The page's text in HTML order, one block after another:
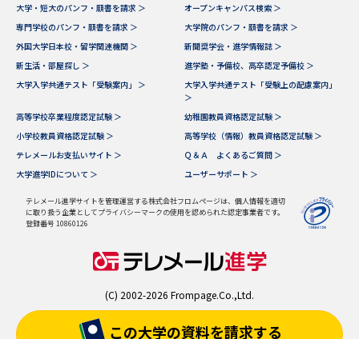
この大学の資料を請求する
大学・短大のパンフ・願書を請求 ＞
オープンキャンパス検索 ＞
専門学校のパンフ・願書を請求 ＞
大学院のパンフ・願書を請求 ＞
外国大学日本校・留学関連機関 ＞
新聞奨学会・進学情報誌 ＞
新生活・部屋探し ＞
進学塾・予備校、高卒認定予備校 ＞
大学入学共通テスト「受験案内」 ＞
大学入学共通テスト「受験上の配慮案内」
＞
高等学校卒業程度認定試験 ＞
幼稚園教員資格認定試験 ＞
小学校教員資格認定試験 ＞
高等学校（情報）教員資格認定試験 ＞
テレメールお支払いサイト ＞
Ｑ＆Ａ よくあるご質問 ＞
大学進学IDについて ＞
ユーザーサポート ＞
テレメール進学サイトを管理運営する株式会社フロムページは、個人情報を適切
に取り扱う企業としてプライバシーマークの使用を認められた認定事業者です。
登録番号 10860126
(C) 2002-2026 Frompage.Co.,Ltd.